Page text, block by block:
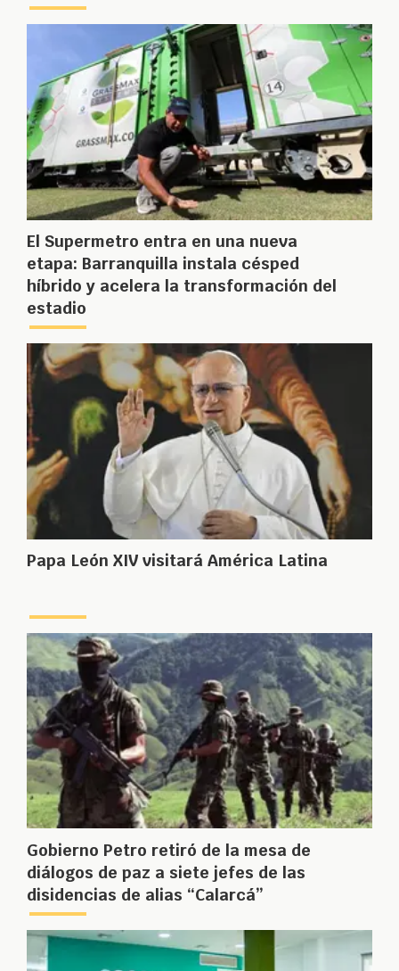
El Supermetro entra en una nueva
etapa: Barranquilla instala césped
híbrido y acelera la transformación del
estadio
Papa León XIV visitará América Latina
Gobierno Petro retiró de la mesa de
diálogos de paz a siete jefes de las
disidencias de alias “Calarcá”